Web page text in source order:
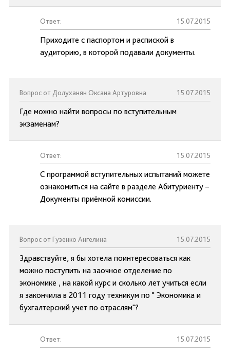
Ответ: 15.07.2015
Приходите с паспортом и распиской в
аудиторию, в которой подавали документы.
Вопрос от Долуханян Оксана Артуровна 15.07.2015
Где можно найти вопросы по вступительным
экзаменам?
Ответ: 15.07.2015
С программой вступительных испытаний можете
ознакомиться на сайте в разделе Абитуриенту –
Документы приёмной комиссии.
Вопрос от Гузенко Ангелина 15.07.2015
Здравствуйте, я бы хотела поинтересоваться как
можно поступить на заочное отделение по
экономике , на какой курс и сколько лет учиться если
я закончила в 2011 году техникум по " Экономика и
бухгалтерский учет по отраслям"?
Ответ: 15.07.2015